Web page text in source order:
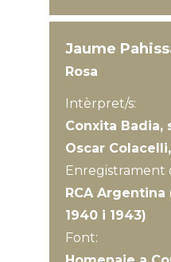
Jaume
Rosa
Intèrpret/s:
Conxita Badia,
Oscar
Enregistrament
RCA
1940 i 1943)
Font: